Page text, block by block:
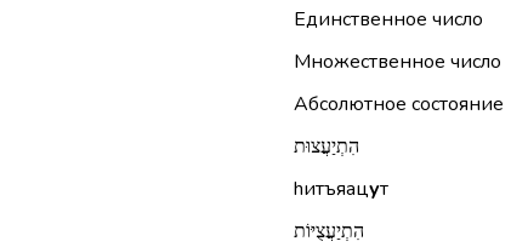
Единственное число
Множественное число
Абсолютное состояние
הִתְיַעֲצוּת
hитъяацут
הִתְיַעֲצֻיּוֹת